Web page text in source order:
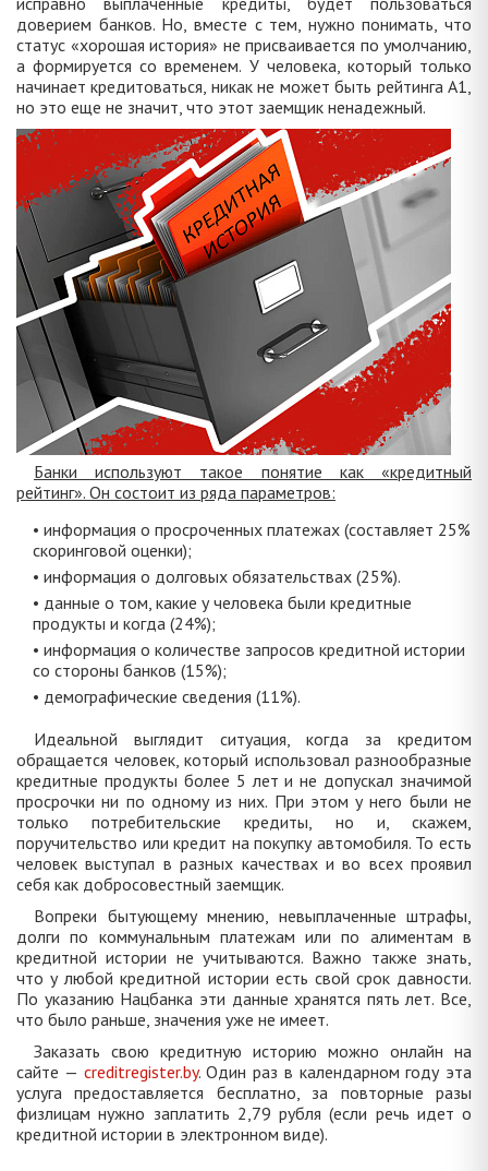
доверием банков. Но, вместе с тем, нужно понимать, что
статус «хорошая история» не присваивается по умолчанию,
а формируется со временем. У человека, который только
начинает кредитоваться, никак не может быть рейтинга А1,
но это еще не значит, что этот заемщик ненадежный.
Банки используют такое понятие как «кредитный
рейтинг». Он состоит из ряда параметров:
• информация о просроченных платежах (составляет 25%
скоринговой оценки);
• информация о долговых обязательствах (25%).
• данные о том, какие у человека были кредитные
продукты и когда (24%);
• информация о количестве запросов кредитной истории
со стороны банков (15%);
• демографические сведения (11%).
Идеальной выглядит ситуация, когда за кредитом
обращается человек, который использовал разнообразные
кредитные продукты более 5 лет и не допускал значимой
просрочки ни по одному из них. При этом у него были не
только потребительские кредиты, но и, скажем,
поручительство или кредит на покупку автомобиля. То есть
человек выступал в разных качествах и во всех проявил
себя как добросовестный заемщик.
Вопреки бытующему мнению, невыплаченные штрафы,
долги по коммунальным платежам или по алиментам в
кредитной истории не учитываются. Важно также знать,
что у любой кредитной истории есть свой срок давности.
По указанию Нацбанка эти данные хранятся пять лет. Все,
что было раньше, значения уже не имеет.
Заказать свою кредитную историю можно онлайн на
сайте — creditregister.by. Один раз в календарном году эта
услуга предоставляется бесплатно, за повторные разы
физлицам нужно заплатить 2,79 рубля (если речь идет о
кредитной истории в электронном виде).